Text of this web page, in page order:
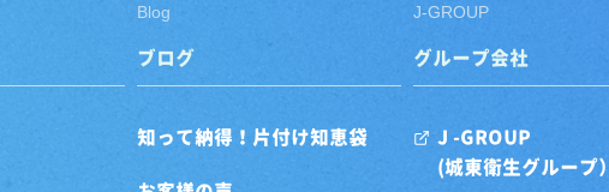
Blog
ブログ
知って納得！片付け知恵袋
J-GROUP
グループ会社
J -GROUP
(城東衛生グループ）